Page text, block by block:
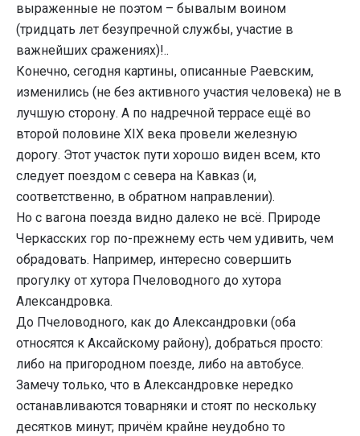
выраженные не поэтом – бывалым воином
(тридцать лет безупречной службы, участие в
важнейших сражениях)!..
Конечно, сегодня картины, описанные Раевским,
изменились (не без активного участия человека) не в
лучшую сторону. А по надречной террасе ещё во
второй половине ХIХ века провели железную
дорогу. Этот участок пути хорошо виден всем, кто
следует поездом с севера на Кавказ (и,
соответственно, в обратном направлении).
Но с вагона поезда видно далеко не всё. Природе
Черкасских гор по-прежнему есть чем удивить, чем
обрадовать. Например, интересно совершить
прогулку от хутора Пчеловодного до хутора
Александровка.
До Пчеловодного, как до Александровки (оба
относятся к Аксайскому району), добраться просто:
либо на пригородном поезде, либо на автобусе.
Замечу только, что в Александровке нередко
останавливаются товарняки и стоят по нескольку
десятков минут; причём крайне неудобно то